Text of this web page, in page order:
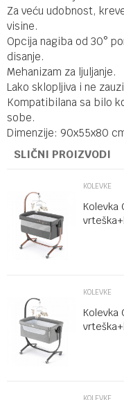
Za veću udobnost,
visine.
Opcija nagiba od 30°
disanje.
Mehanizam za ljuljanje.
Lako sklopljiva i ne
Kompatibilana sa bilo
sobe.
Dimenzije: 90x55x80
SLIČNI PROIZVODI
KOLEVKE
Kolevka
KOLEVKE
Kolevka